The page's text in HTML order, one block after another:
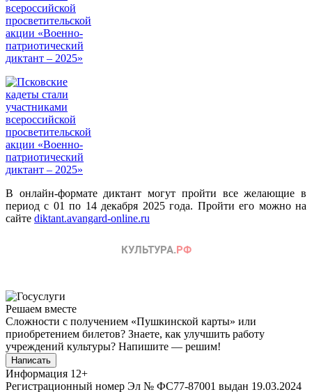
В онлайн-формате диктант могут пройти все желающие в
период с 01 по 14 декабря 2025 года. Пройти его можно на
сайте diktant.avangard-online.ru
Решаем вместе
Сложности с получением «Пушкинской карты» или
приобретением билетов? Знаете, как улучшить работу
учреждений культуры? Напишите — решим!
Написать
Информация 12+
Регистрационный номер Эл № ФС77-87001 выдан 19.03.2024